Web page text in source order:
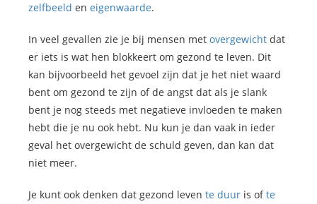
zelfbeeld en eigenwaarde.
In veel gevallen zie je bij mensen met overgewicht dat
er iets is wat hen blokkeert om gezond te leven. Dit
kan bijvoorbeeld het gevoel zijn dat je het niet waard
bent om gezond te zijn of de angst dat als je slank
bent je nog steeds met negatieve invloeden te maken
hebt die je nu ook hebt. Nu kun je dan vaak in ieder
geval het overgewicht de schuld geven, dan kan dat
niet meer.
Je kunt ook denken dat gezond leven te duur is ofte